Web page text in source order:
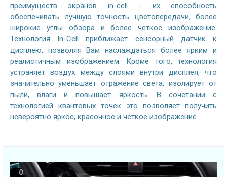
преимуществ экранов in-cell - их способность
обеспечивать лучшую точность цветопередачи, более
широкие углы обзора и более четкое изображение.
Технология In-Cell приближает сенсорный датчик к
дисплею, позволяя Вам наслаждаться более ярким и
реалистичным изображением. Кроме того, технология
устраняет воздух между слоями внутри дисплея, что
значительно уменьшает отражение света, изолирует от
пыли, влаги и повышает яркость. В сочетании с
технологией квантовых точек это позволяет получить
невероятно яркое, красочное и четкое изображение.